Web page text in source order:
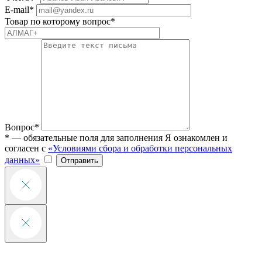
E-mail*
Товар по которому вопрос*
Вопрос*
* — обязательные поля для заполнения Я ознакомлен и
согласен с «Условиями сбора и обработки персональных
данных»
Отправить